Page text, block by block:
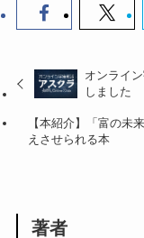
オンライ
しました
【本紹介】「富の未
えさせられる本
著者